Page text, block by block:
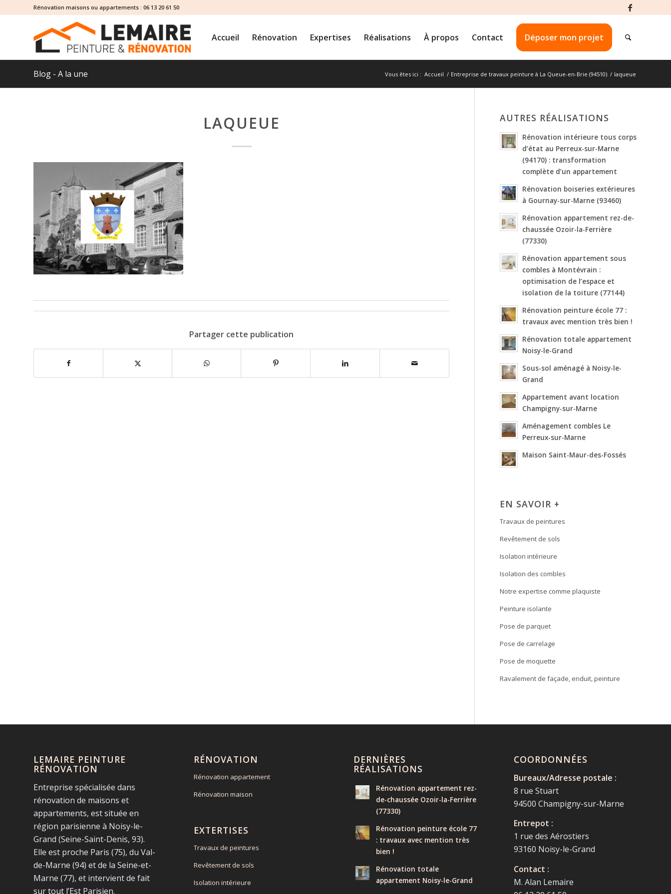
Rénovation maisons ou appartements : 06 13 20 61 50
Accueil Rénovation Expertises Réalisations À propos Contact Déposer mon projet
Blog - A la une Vous êtes ici : Accueil / Entreprise de travaux peinture à La Queue-en-Brie (94510) / laqueue
LAQUEUE
Partager cette publication
AUTRES RÉALISATIONS
Rénovation intérieure tous corps
d’état au Perreux-sur-Marne
(94170) : transformation
complète d’un appartement
Rénovation boiseries extérieures
à Gournay-sur-Marne (93460)
Rénovation appartement rez-de-
chaussée Ozoir-la-Ferrière
(77330)
Rénovation appartement sous
combles à Montévrain :
optimisation de l’espace et
isolation de la toiture (77144)
Rénovation peinture école 77 :
travaux avec mention très bien !
Rénovation totale appartement
Noisy-le-Grand
Sous-sol aménagé à Noisy-le-
Grand
Appartement avant location
Champigny-sur-Marne
Aménagement combles Le
Perreux-sur-Marne
Maison Saint-Maur-des-Fossés
EN SAVOIR +
Travaux de peintures
Revêtement de sols
Isolation intérieure
Isolation des combles
Notre expertise comme plaquiste
Peinture isolante
Pose de parquet
Pose de carrelage
Pose de moquette
Ravalement de façade, enduit, peinture
LEMAIRE PEINTURE
RÉNOVATION
Entreprise spécialisée dans
rénovation de maisons et
appartements, est située en
région parisienne à Noisy-le-
Grand (Seine-Saint-Denis, 93).
Elle est proche Paris (75), du Val-
de-Marne (94) et de la Seine-et-
Marne (77), et intervient de fait
sur tout l’Est Parisien.
RÉNOVATION
Rénovation appartement
Rénovation maison
EXTERTISES
Travaux de peintures
Revêtement de sols
Isolation intérieure
DERNIÈRES
RÉALISATIONS
Rénovation appartement rez-
de-chaussée Ozoir-la-Ferrière
(77330)
Rénovation peinture école 77
: travaux avec mention très
bien !
Rénovation totale
appartement Noisy-le-Grand
COORDONNÉES
Bureaux/Adresse postale :
8 rue Stuart
94500 Champigny-sur-Marne
Entrepot :
1 rue des Aérostiers
93160 Noisy-le-Grand
Contact :
M. Alan Lemaire